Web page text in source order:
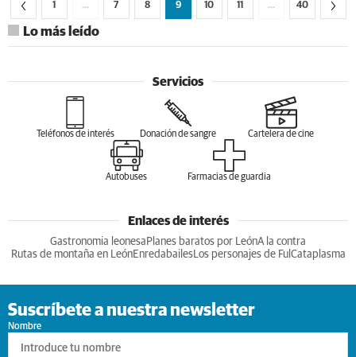
1 … 7 8 9 10 11 … 40
Lo más leído
Servicios
Teléfonos de interés Donación de sangre Cartelera de cine
Autobuses Farmacias de guardia
Enlaces de interés
Gastronomia leonesa Planes baratos por LeónA la contra
Rutas de montaña en LeónEnredabailesLos personajes de Ful Cataplasma
Suscríbete a nuestra newsletter
Nombre